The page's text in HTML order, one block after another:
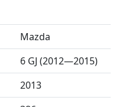
Mazda
6 GJ (2012—2015)
2013